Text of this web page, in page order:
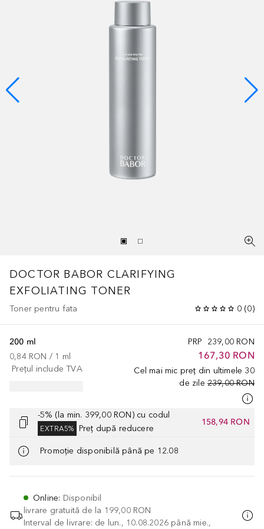
DOCTOR BABOR CLARIFYING
EXFOLIATING TONER
Toner pentru fata 0 (0)
PRP 239,00 RON
167,30 RON
Cel mai mic preț din ultimele 30
de zile 239,00 RON
200 ml
0,84 RON / 1 ml
Prețul include TVA
-5% (la min. 399,00 RON) cu codul
EXTRA5% Preț după reducere
158,94 RON
Promoție disponibilă până pe 12.08
Online: Disponibil
livrare gratuită de la 199,00 RON
Interval de livrare: de lun., 10.08.2026 până mie.,